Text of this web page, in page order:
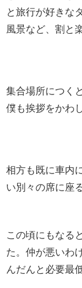
と旅行が好きな
風景など、割と
集合場所につく
僕も挨拶をかわ
相方も既に車内
い別々の席に座
この頃にもなる
た。仲が悪いわ
んだんと必要最